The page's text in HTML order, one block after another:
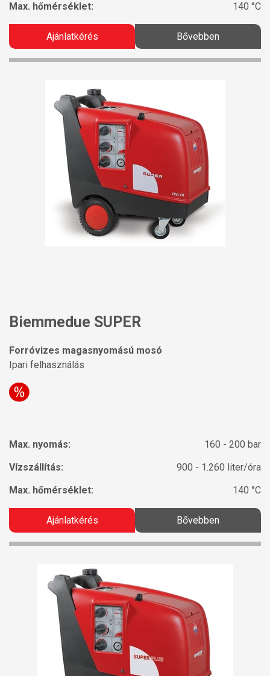
Max. hőmérséklet:
140 °C
Ajánlatkérés Bővebben
Biemmedue SUPER
Forróvizes magasnyomású mosó
Ipari felhasználás
Max. nyomás:
160 - 200 bar
Vízszállítás:
900 - 1.260 liter/óra
Max. hőmérséklet:
140 °C
Ajánlatkérés Bővebben